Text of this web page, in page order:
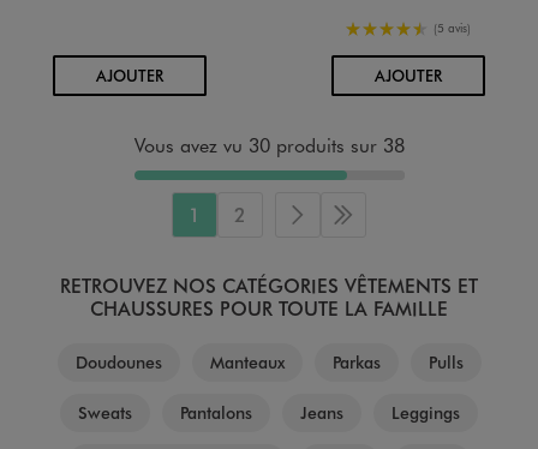
AJOUTERAU PANIER
4.5/5 de moyenne
(5 avis)
AJOUTERAU PANIER
Vous avez vu 30 produits sur 38
1 2 Page suivante
Dernière page
RETROUVEZ NOS CATÉGORIES VÊTEMENTS ET
CHAUSSURES POUR TOUTE LA FAMILLE
Doudounes Manteaux Parkas Pulls
Sweats Pantalons Jeans Leggings